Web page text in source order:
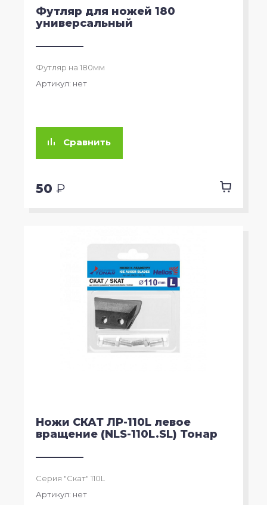
Футляр для ножей 180
универсальный
Футляр на 180мм
Артикул: нет
Сравнить
50 ₽
Ножи СКАТ ЛР-110L левое
вращение (NLS-110L.SL) Тонар
Серия "Скат" 110L
Артикул: нет